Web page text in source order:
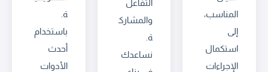
المناسب،
إلى
استكمال
الإجراءات
التفاعل
والمشارك
ة.
نساعدك
ة.
باستخدام
أحدث
الأدوات